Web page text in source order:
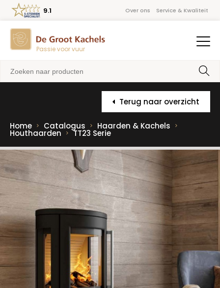
Over ons Service & Kwaliteit
Passie voor vuur
9.1
Terug naar overzicht
Home Catalogus Haarden & Kachels
Houthaarden TT23 Serie